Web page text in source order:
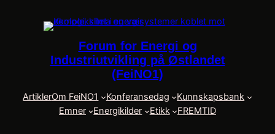
Forum for Energi og
Industriutvikling på Østlandet
(FeiNO1)
ArtiklerOm FeiNO1 Konferansedag
Kunnskapsbank
Emner
Energikilder Etikk FREMTID